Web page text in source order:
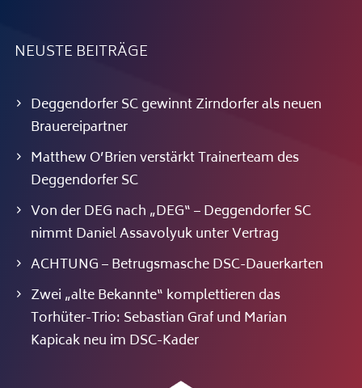
NEUSTE BEITRÄGE
Deggendorfer SC gewinnt Zirndorfer als neuen
Brauereipartner
Matthew O’Brien verstärkt Trainerteam des
Deggendorfer SC
Von der DEG nach „DEG“ – Deggendorfer SC
nimmt Daniel Assavolyuk unter Vertrag
ACHTUNG – Betrugsmasche DSC-Dauerkarten
Zwei „alte Bekannte“ komplettieren das
Torhüter-Trio: Sebastian Graf und Marian
Kapicak neu im DSC-Kader